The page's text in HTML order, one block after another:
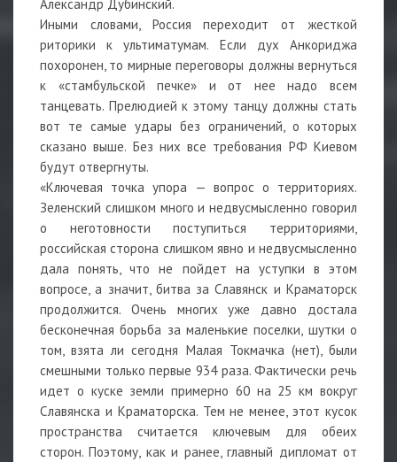
Александр Дубинский.
Иными словами, Россия переходит от жесткой
риторики к ультиматумам. Если дух Анкориджа
похоронен, то мирные переговоры должны вернуться
к «стамбульской печке» и от нее надо всем
танцевать. Прелюдией к этому танцу должны стать
вот те самые удары без ограничений, о которых
сказано выше. Без них все требования РФ Киевом
будут отвергнуты.
«Ключевая точка упора — вопрос о территориях.
Зеленский слишком много и недвусмысленно говорил
о неготовности поступиться территориями,
российская сторона слишком явно и недвусмысленно
дала понять, что не пойдет на уступки в этом
вопросе, а значит, битва за Славянск и Краматорск
продолжится. Очень многих уже давно достала
бесконечная борьба за маленькие поселки, шутки о
том, взята ли сегодня Малая Токмачка (нет), были
смешными только первые 934 раза. Фактически речь
идет о куске земли примерно 60 на 25 км вокруг
Славянска и Краматорска. Тем не менее, этот кусок
пространства считается ключевым для обеих
сторон. Поэтому, как и ранее, главный дипломат от